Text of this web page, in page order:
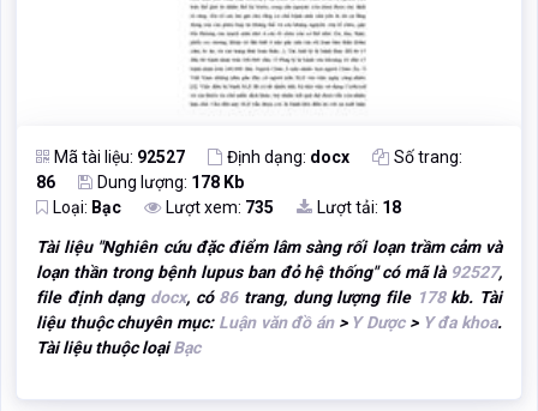
Mã tài liệu: 92527 Định dạng: docx
Số trang:
86
Dung lượng: 178 Kb
Loại: Bạc Lượt xem: 735 Lượt tải: 18
Tài liệu "Nghiên cứu đặc điểm lâm sàng rối loạn trầm cảm và
loạn thần trong bệnh lupus ban đỏ hệ thống" có mã là 92527,
file định dạng docx, có 86trang, dung lượng file 178kb. Tài
liệu thuộc chuyên mục: Luận văn đồ án> Y Dược> Y đa khoa.
Tài liệu thuộc loạiBạc